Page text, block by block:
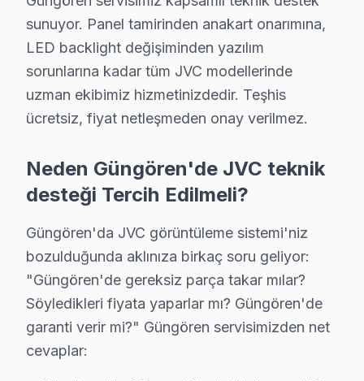
C: Güngören'de yazılım ve güç sorunları genellikle
S: Güngören'de arıza tespiti ücretsiz mi?
C: Evet, Güngören'de tamamen ücretsizdir. Teklif
S: Güngören'de kapıya servis geliyor mu?
C: Evet, Güngören genelinde ücretsiz kapıdan
C: Evet; Güngören servisimizde Android TV, Tizen,
S: Güngören'de JVC akıllı TV'lerde en sık
S: Güngören'de JVC söz konusu model 4K modeli
C: Güngören'de JVC 4K modeli modelinde HDR
S: Güngören'de JVC TV Smart arayüzü çalışmıyor, ne
C: Güngören servisimize başvurmadan önce şunları
Güngören'de JVC Hizmete Nasıl Ulaşılır?
sunuyor. Panel tamirinden anakart onarımına,
LED backlight değişiminden yazılım
sorunlarına kadar tüm JVC modellerinde
uzman ekibimiz hizmetinizdedir. Teşhis
ücretsiz, fiyat netleşmeden onay verilmez.
Neden Güngören'de JVC teknik
desteği Tercih Edilmeli?
Güngören'da JVC görüntüleme sistemi'niz
bozulduğunda aklınıza birkaç soru geliyor:
"Güngören'de gereksiz parça takar mılar?
Söyledikleri fiyata yaparlar mı? Güngören'de
garanti verir mi?" Güngören servisimizden net
cevaplar: